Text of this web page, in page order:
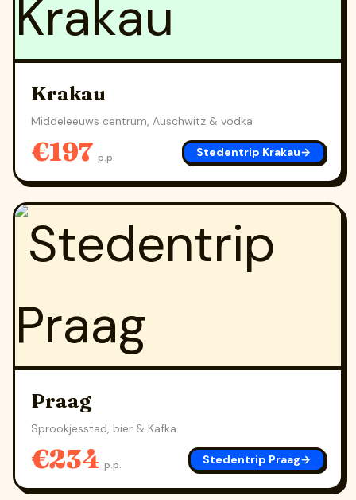
Krakau
Middeleeuws centrum, Auschwitz & vodka
€197 p.p. Stedentrip Krakau→
Praag
Sprookjesstad, bier & Kafka
€234 p.p. Stedentrip Praag→